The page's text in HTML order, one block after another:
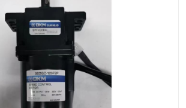
精晟邦四大系列
精晟邦微型齿轮减速电机
晟邦电机